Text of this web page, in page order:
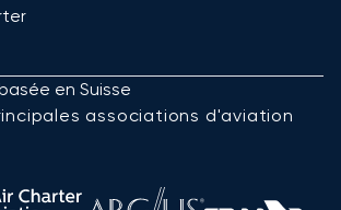
en Suisse
associations d'aviation